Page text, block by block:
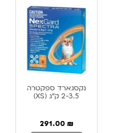
נקסגארד ספקטרה
2-3.5 ק”ג (XS)
291.00 ₪